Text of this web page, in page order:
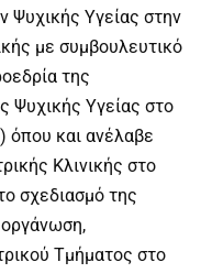
Ψυχικής Υγείας στην
με συμβουλευτικό
της
Ψυχικής Υγείας στο
όπου και ανέλαβε
Κλινικής στο
σχεδιασμό της
οργάνωση,
Τμήματος στο